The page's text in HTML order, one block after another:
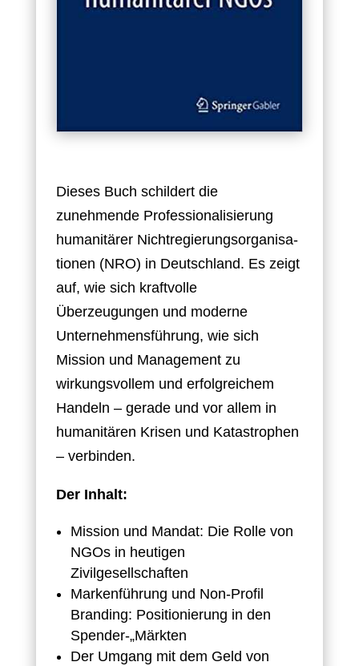
Dieses Buch schildert die
zunehmende Professionalisierung
humanitärer Nichtregierungsorganisa-
tionen (NRO) in Deutschland. Es zeigt
auf, wie sich kraftvolle
Überzeugungen und moderne
Unternehmensführung, wie sich
Mission und Management zu
wirkungsvollem und erfolgreichem
Handeln – gerade und vor allem in
humanitären Krisen und Katastrophen
– verbinden.
Der Inhalt:
Mission und Mandat: Die Rolle von
NGOs in heutigen
Zivilgesellschaften
Markenführung und Non-Profil
Branding: Positionierung in den
Spender-„Märkten
Der Umgang mit dem Geld von